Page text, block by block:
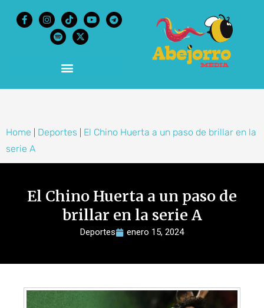
Home Deportes
El Chino Huerta a un paso de brillar en la
serie A
El Chino Huerta a un paso de
brillar en la serie A
Deportes enero 15, 2024